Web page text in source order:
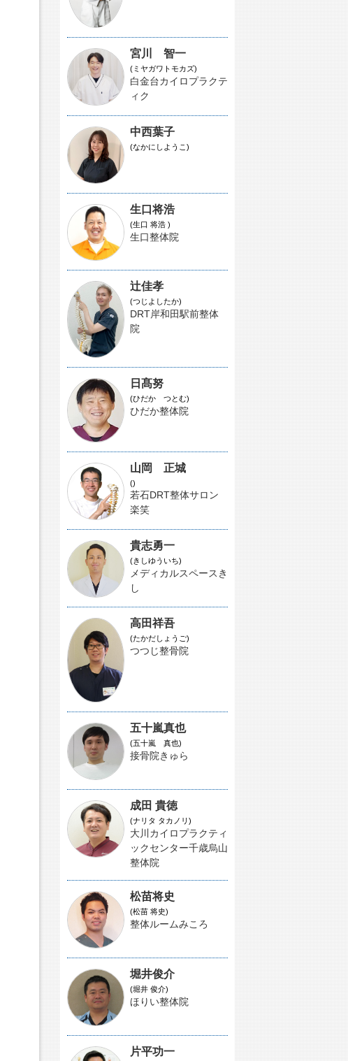
宮川 智一
(ミヤガワトモカズ)
白金台カイロプラクテ
ィク
中西葉子
(なかにしようこ)
生口将浩
(生口 将浩 )
生口整体院
辻佳孝
(つじよしたか)
DRT岸和田駅前整体
院
日髙努
(ひだか つとむ)
ひだか整体院
山岡 正城
()
若石DRT整体サロン
楽笑
貴志勇一
(きしゆういち)
メディカルスペースき
し
高田祥吾
(たかだしょうご)
つつじ整骨院
五十嵐真也
(五十嵐 真也)
接骨院きゅら
成田 貴徳
(ナリタ タカノリ)
大川カイロプラクティ
ックセンター千歳烏山
整体院
松苗将史
(松苗 将史)
整体ルームみころ
堀井俊介
(堀井 俊介)
ほりい整体院
片平功一